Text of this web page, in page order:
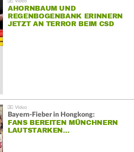
AHORNBAUM UND
REGENBOGENBANK ERINNERN
JETZT AN TERROR BEIM CSD
Bayern-Fieber in Hongkong:
FANS BEREITEN MÜNCHNERN
LAUTSTARKEN…